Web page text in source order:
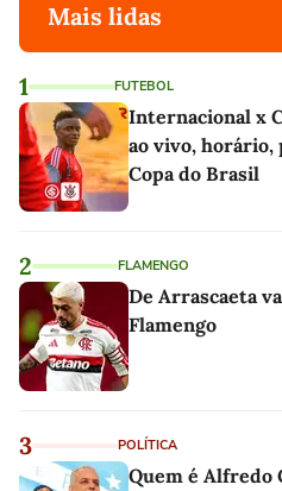
Mais lidas
1 FUTEBOL
Internacional x
ao vivo, horário,
Copa do Brasil
2 FLAMENGO
De Arrascaeta
Flamengo
3 POLÍTICA
Quem é Alfredo